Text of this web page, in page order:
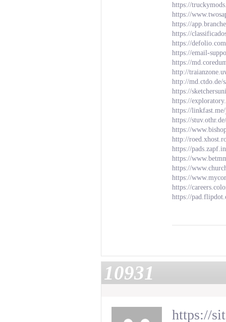
https://
https://
https://
https://
https://
https://email-
https://
http://
http://md.ctdo.de/
https://
https://
https://
https://
https://
http://
https://
https://
https://
https://
https://
https://
10931
https://